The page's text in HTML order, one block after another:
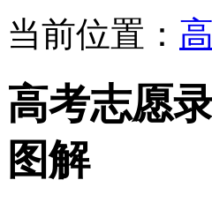
当前位置：
高考志愿
图解